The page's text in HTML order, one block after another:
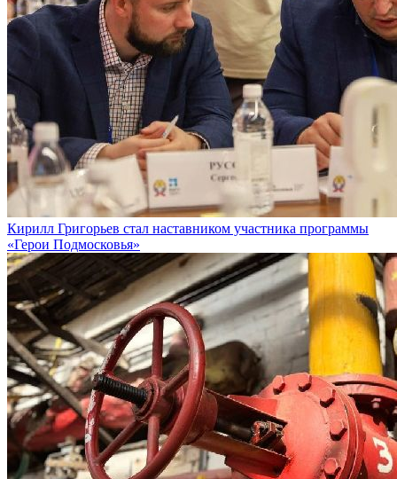
Кирилл Григорьев стал наставником участника программы
«Герои Подмосковья»